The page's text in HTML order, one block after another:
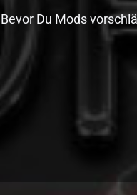
Bevor Du Mods